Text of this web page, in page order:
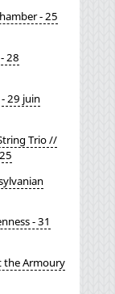
- 25
28
29 juin
Trio //
- 31
the Armoury